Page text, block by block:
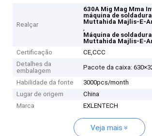
Realçar
630A Mig Mag Mma
máquina de
Muttahida Majlis-E-
,
Máquina de
Muttahida Majlis-E-
Certificação
CE,CCC
Detalhes da
embalagem
Pacote da caixa:
Habilidade da fonte
3000pcs/month
Lugar de origem
China
Marca
EXLENTECH
Veja mais